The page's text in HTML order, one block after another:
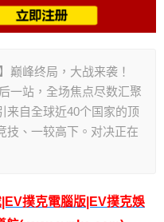
巅峰终局，大战来袭！
一站，全场焦点尽数汇聚
来自全球近40个国家的顶
技、一较高下。对决正在
撲克電腦版|EV撲克娛